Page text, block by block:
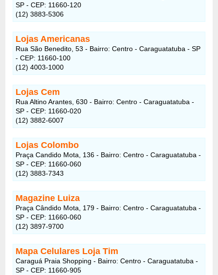
SP - CEP: 11660-120
(12) 3883-5306
Lojas Americanas
Rua São Benedito, 53 - Bairro: Centro - Caraguatatuba - SP
- CEP: 11660-100
(12) 4003-1000
Lojas Cem
Rua Altino Arantes, 630 - Bairro: Centro - Caraguatatuba -
SP - CEP: 11660-020
(12) 3882-6007
Lojas Colombo
Praça Candido Mota, 136 - Bairro: Centro - Caraguatatuba -
SP - CEP: 11660-060
(12) 3883-7343
Magazine Luiza
Praça Cândido Mota, 179 - Bairro: Centro - Caraguatatuba -
SP - CEP: 11660-060
(12) 3897-9700
Mapa Celulares Loja Tim
Caraguá Praia Shopping - Bairro: Centro - Caraguatatuba -
SP - CEP: 11660-905